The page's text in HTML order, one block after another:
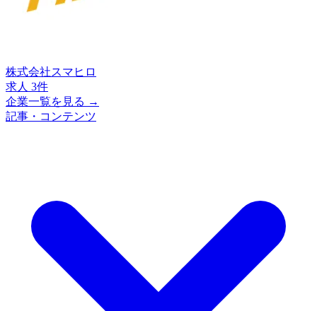
株式会社スマヒロ
求人 3件
企業一覧を見る →
記事・コンテンツ